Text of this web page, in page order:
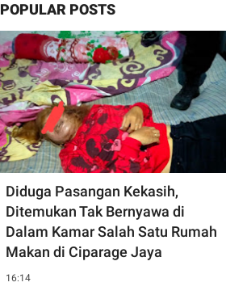
POPULAR POSTS
Diduga Pasangan Kekasih,
Ditemukan Tak Bernyawa di
Dalam Kamar Salah Satu Rumah
Makan di Ciparage Jaya
16:14